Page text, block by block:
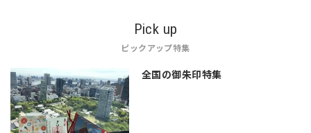
Pick up
ピックアップ特集
全国の御朱印特集